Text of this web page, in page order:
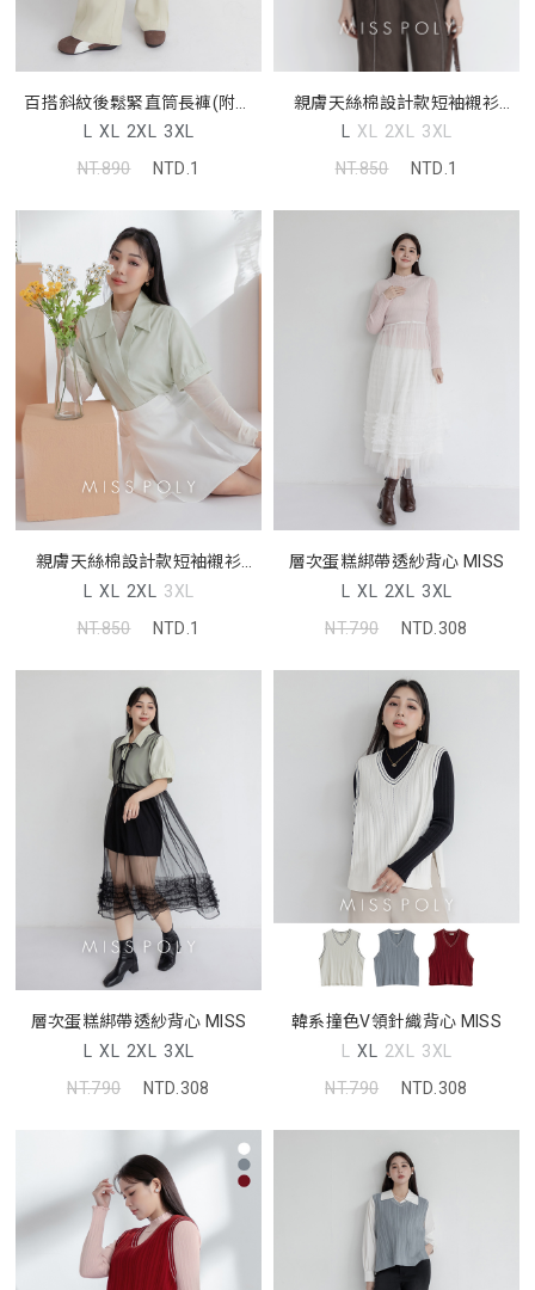
百搭斜紋後鬆緊直筒長褲(附腰
帶)
L XL 2XL 3XL
NT.890
NTD.1
親膚天絲棉設計款短袖襯衫
MISS
L XL 2XL 3XL
NT.850
NTD.1
親膚天絲棉設計款短袖襯衫
MISS
L XL 2XL 3XL
NT.850
NTD.1
層次蛋糕綁帶透紗背心 MISS
L XL 2XL 3XL
NT.790
NTD.308
層次蛋糕綁帶透紗背心 MISS
L XL 2XL 3XL
NT.790
NTD.308
韓系撞色V領針織背心 MISS
L XL 2XL 3XL
NT.790
NTD.308